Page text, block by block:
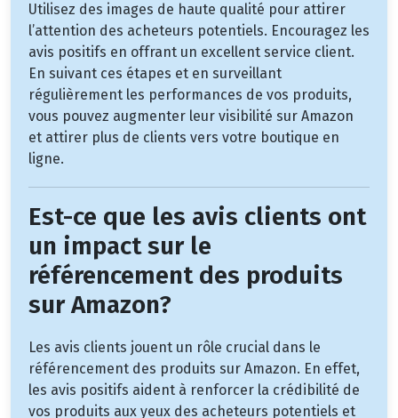
Utilisez des images de haute qualité pour attirer
l’attention des acheteurs potentiels. Encouragez les
avis positifs en offrant un excellent service client.
En suivant ces étapes et en surveillant
régulièrement les performances de vos produits,
vous pouvez augmenter leur visibilité sur Amazon
et attirer plus de clients vers votre boutique en
ligne.
Est-ce que les avis clients ont
un impact sur le
référencement des produits
sur Amazon?
Les avis clients jouent un rôle crucial dans le
référencement des produits sur Amazon. En effet,
les avis positifs aident à renforcer la crédibilité de
vos produits aux yeux des acheteurs potentiels et